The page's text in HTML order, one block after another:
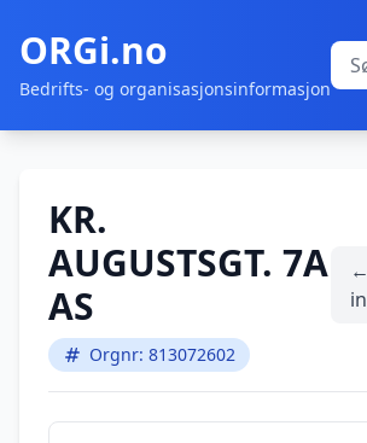
ORGi.no
Bedrifts- og organisasjonsinformasjon
KR.
AUGUSTSGT. 7A
AS
Orgnr: 813072602